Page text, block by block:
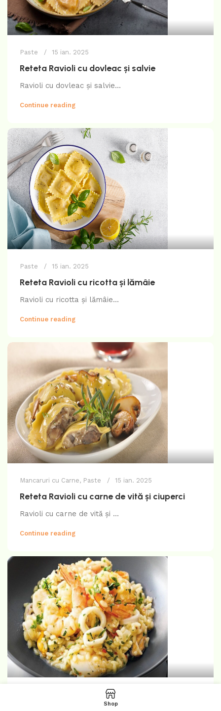
Paste 15 ian. 2025
Reteta Ravioli cu dovleac și salvie
Ravioli cu dovleac și salvie...
Continue reading
Paste 15 ian. 2025
Reteta Ravioli cu ricotta și lămâie
Ravioli cu ricotta și lămâie...
Continue reading
Mancaruri cu Carne, Paste 15 ian. 2025
Reteta Ravioli cu carne de vită și ciuperci
Ravioli cu carne de vită și ...
Continue reading
Shop